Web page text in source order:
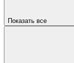
Показать все